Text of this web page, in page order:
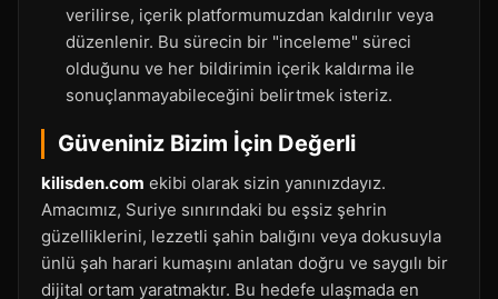
verilirse, içerik platformumuzdan kaldırılır veya
düzenlenir. Bu sürecin bir "inceleme" süreci
olduğunu ve her bildirimin içerik kaldırma ile
sonuçlanmayabileceğini belirtmek isteriz.
Güveniniz Bizim İçin Değerli
kilisden.com ekibi olarak sizin yanınızdayız.
Amacımız, Suriye sınırındaki bu eşsiz şehrin
güzelliklerini, lezzetli şahin balığını veya dokusuyla
ünlü şah harari kumaşını anlatan doğru ve saygılı bir
dijital ortam yaratmaktır. Bu hedefe ulaşmada en